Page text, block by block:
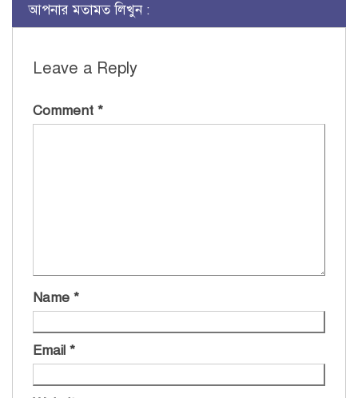
আপনার মতামত লিখুন :
Leave a Reply
Comment *
Name *
Email *